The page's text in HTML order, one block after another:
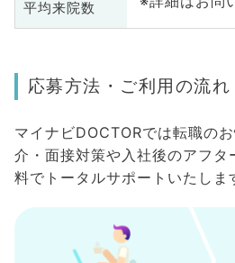
平均来院数
応募方法・ご利用の流れ
マイナビDOCTORでは転職の
介・面接対策や入社後のアフタ
料でトータルサポートいたしま